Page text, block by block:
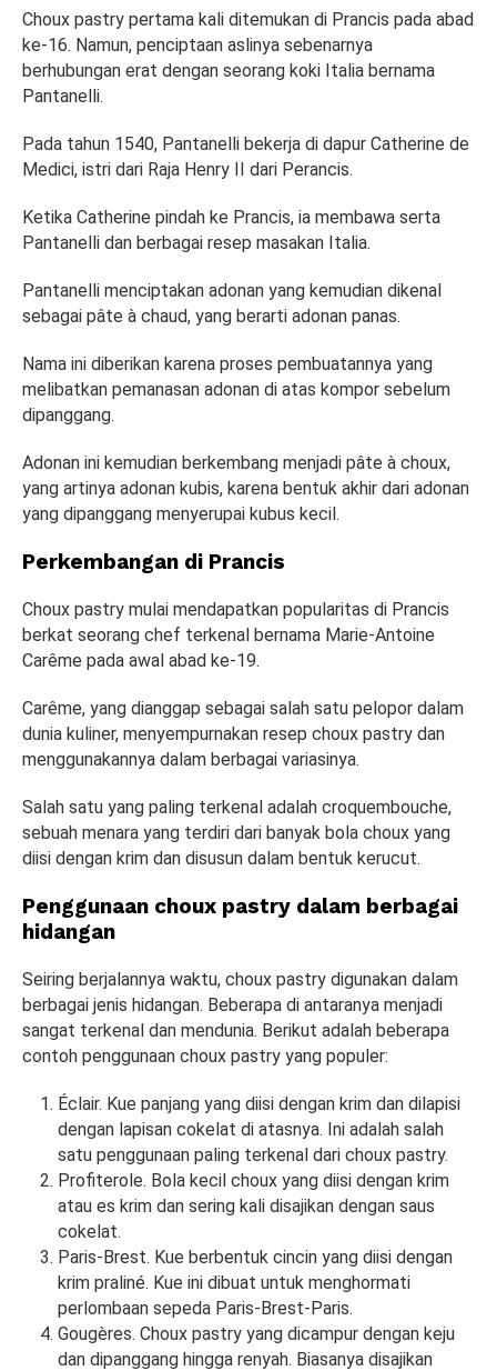
Choux pastry pertama kali ditemukan di Prancis pada abad
ke-16. Namun, penciptaan aslinya sebenarnya
berhubungan erat dengan seorang koki Italia bernama
Pantanelli.
Pada tahun 1540, Pantanelli bekerja di dapur Catherine de
Medici, istri dari Raja Henry II dari Perancis.
Ketika Catherine pindah ke Prancis, ia membawa serta
Pantanelli dan berbagai resep masakan Italia.
Pantanelli menciptakan adonan yang kemudian dikenal
sebagai pâte à chaud, yang berarti adonan panas.
Nama ini diberikan karena proses pembuatannya yang
melibatkan pemanasan adonan di atas kompor sebelum
dipanggang.
Adonan ini kemudian berkembang menjadi pâte à choux,
yang artinya adonan kubis, karena bentuk akhir dari adonan
yang dipanggang menyerupai kubus kecil.
Perkembangan di Prancis
Choux pastry mulai mendapatkan popularitas di Prancis
berkat seorang chef terkenal bernama Marie-Antoine
Carême pada awal abad ke-19.
Carême, yang dianggap sebagai salah satu pelopor dalam
dunia kuliner, menyempurnakan resep choux pastry dan
menggunakannya dalam berbagai variasinya.
Salah satu yang paling terkenal adalah croquembouche,
sebuah menara yang terdiri dari banyak bola choux yang
diisi dengan krim dan disusun dalam bentuk kerucut.
Penggunaan choux pastry dalam berbagai
hidangan
Seiring berjalannya waktu, choux pastry digunakan dalam
berbagai jenis hidangan. Beberapa di antaranya menjadi
sangat terkenal dan mendunia. Berikut adalah beberapa
contoh penggunaan choux pastry yang populer:
Éclair. Kue panjang yang diisi dengan krim dan dilapisi
dengan lapisan cokelat di atasnya. Ini adalah salah
satu penggunaan paling terkenal dari choux pastry.
Profiterole. Bola kecil choux yang diisi dengan krim
atau es krim dan sering kali disajikan dengan saus
cokelat.
Paris-Brest. Kue berbentuk cincin yang diisi dengan
krim praliné. Kue ini dibuat untuk menghormati
perlombaan sepeda Paris-Brest-Paris.
Gougères. Choux pastry yang dicampur dengan keju
dan dipanggang hingga renyah. Biasanya disajikan